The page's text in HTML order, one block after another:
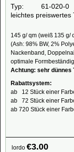
Typ: 61-020-0
leichtes preiswertes
145 g/ qm (weiß 135 g/
(Ash: 98% BW, 2%
Nackenband,
optimale
Achtung: sehr dünnes
Rabattsystem:
ab 12 Stück einer
ab 72 Stück einer
ab 720 Stück einer
lordo €3.00